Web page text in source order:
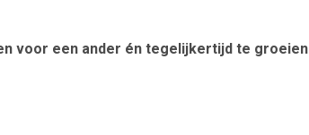
voor een ander én tegelijkertijd te groeien